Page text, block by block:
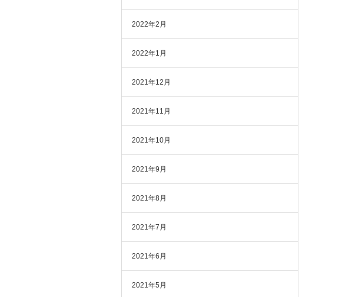
2022年2月
2022年1月
2021年12月
2021年11月
2021年10月
2021年9月
2021年8月
2021年7月
2021年6月
2021年5月